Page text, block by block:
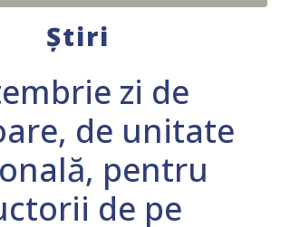
Știri
zi de
de unitate
pentru
de pe